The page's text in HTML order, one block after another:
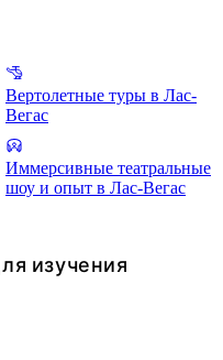
Вертолетные туры в Лас-
Вегас
Иммерсивные театральные
шоу и опыт в Лас-Вегас
изучения